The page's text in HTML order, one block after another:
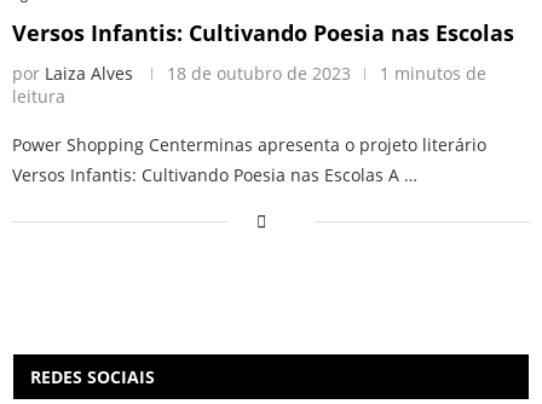
Versos Infantis: Cultivando Poesia nas Escolas
por Laiza Alves 18 de outubro de 2023
1 minutos de
leitura
Power Shopping Centerminas apresenta o projeto literário
Versos Infantis: Cultivando Poesia nas Escolas A …
REDES SOCIAIS